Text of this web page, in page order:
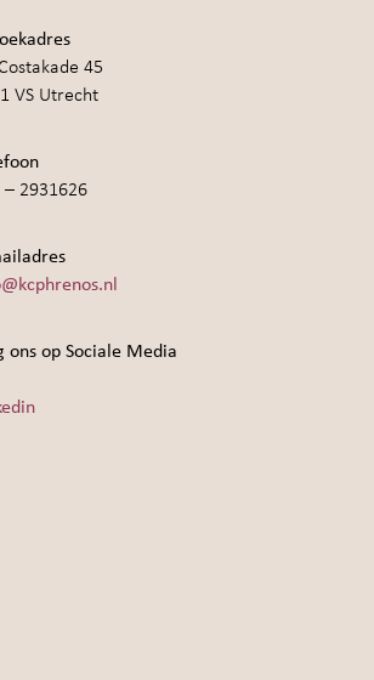
45
VS Utrecht
– 2931626
ons op Sociale Media